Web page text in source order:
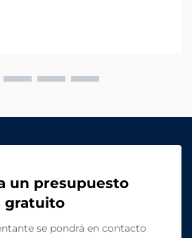
crucial tanto en funcionalidad
sea un gran estacionamiento, un
un presupuesto
gratuito
se pondrá en contacto